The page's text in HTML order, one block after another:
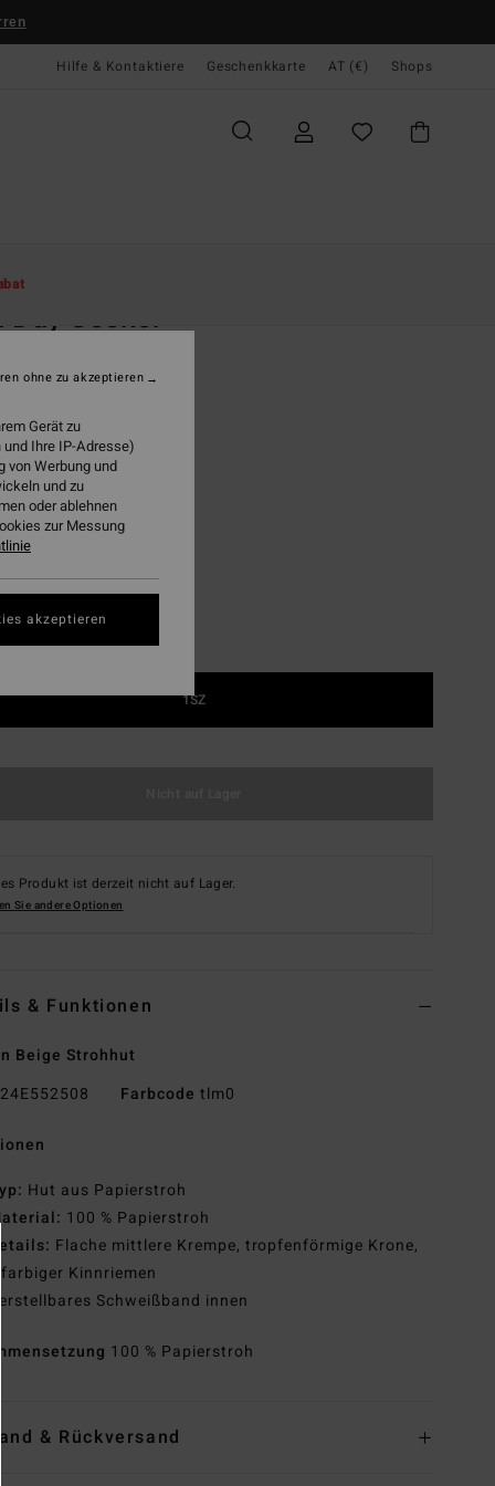
Hilfe & Kontaktiere Geschenkkarte AT (€) Shops
Day Seeker
(1 Bewertungen)
RABATT EXTRA 25%
1SZ
Produkt ist derzeit nicht auf Lager.
Sie andere Optionen
& Funktionen
Beige Strohhut
24E552508 Farbcode tlm0
Hut aus Papierstroh
100 % Papierstroh
Details: Flache mittlere Krempe, tropfenförmige Krone,
Kinnriemen
Verstellbares Schweißband innen
100 % Papierstroh
& Rückversand
Gerät zu
Ihre IP-Adresse)
von Werbung und
und zu
oder ablehnen
zur Messung
ohne zu akzeptieren
akzeptieren